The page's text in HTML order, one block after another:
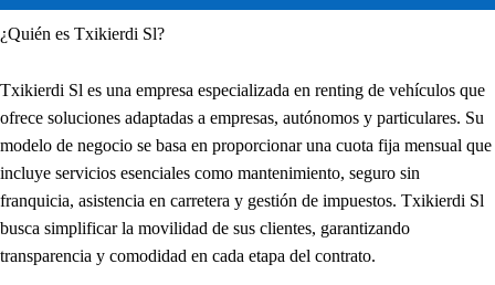
¿Quién es Txikierdi Sl?
Txikierdi Sl es una empresa especializada en renting de vehículos que
ofrece soluciones adaptadas a empresas, autónomos y particulares. Su
modelo de negocio se basa en proporcionar una cuota fija mensual que
incluye servicios esenciales como mantenimiento, seguro sin
franquicia, asistencia en carretera y gestión de impuestos. Txikierdi Sl
busca simplificar la movilidad de sus clientes, garantizando
transparencia y comodidad en cada etapa del contrato.